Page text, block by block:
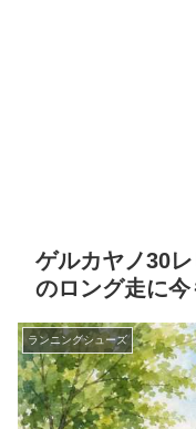
ゲルカヤノ30
のロング走に
ランニングシューズ